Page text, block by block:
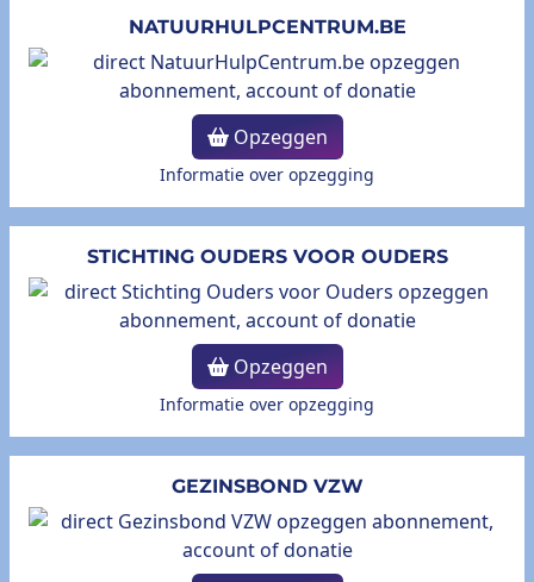
NATUURHULPCENTRUM.BE
Opzeggen
Informatie over opzegging
STICHTING OUDERS VOOR OUDERS
Opzeggen
Informatie over opzegging
GEZINSBOND VZW